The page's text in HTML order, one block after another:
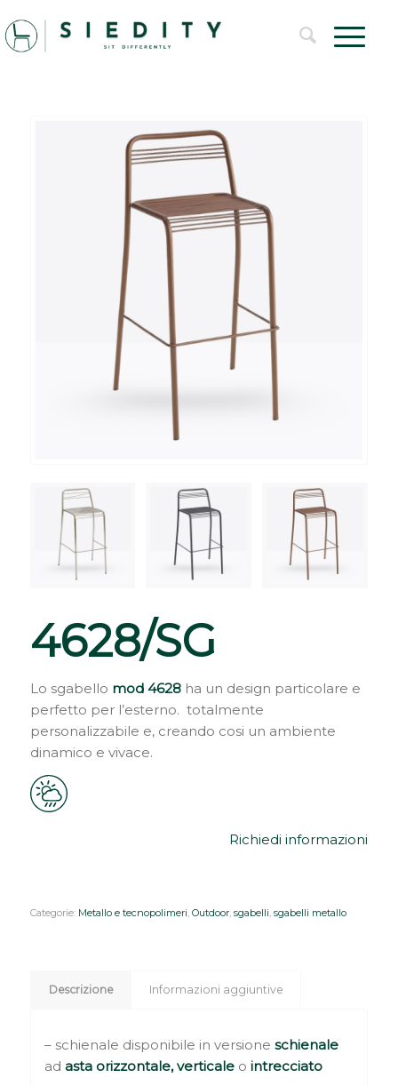
4628/SG
Lo sgabello mod 4628 ha un design particolare e
perfetto per l’esterno. totalmente
personalizzabile e, creando cosi un ambiente
dinamico e vivace.
Richiedi informazioni
Categorie: Metallo e tecnopolimeri Outdoor, sgabelli sgabelli metallo
Descrizione Informazioni aggiuntive
– schienale disponibile in versione schienale
ad asta orizzontale, verticale o intrecciato